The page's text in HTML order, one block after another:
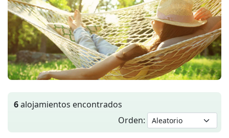
6alojamientos encontrados
Orden: